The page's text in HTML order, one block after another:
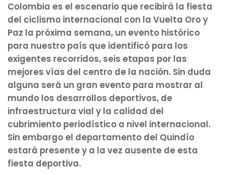
Colombia es el escenario que recibirá la fiesta
del ciclismo internacional con la Vuelta Oro y
Paz la próxima semana, un evento histórico
para nuestro país que identificó para los
exigentes recorridos, seis etapas por las
mejores vías del centro de la nación. Sin duda
alguna será un gran evento para mostrar al
mundo los desarrollos deportivos, de
infraestructura vial y la calidad del
cubrimiento periodístico a nivel internacional.
Sin embargo el departamento del Quindío
estará presente y a la vez ausente de esta
fiesta deportiva.